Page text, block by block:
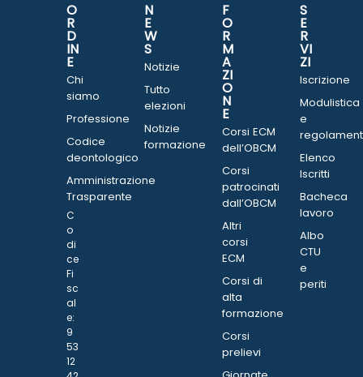
O
R
D
IN
E
Chi
siamo
Professione
Codice
deontologico
Amministrazione
Trasparente
C
o
di
ce
Fi
sc
al
e:
9
53
12
N
E
W
S
Notizie
Tutto
elezioni
Notizie
formazione
F
O
R
M
A
ZI
O
N
E
Corsi ECM
dell’OBCM
Corsi
patrocinati
dall’OBCM
Altri
corsi
ECM
Corsi di
alta
formazione
Corsi
prelievi
S
E
R
VI
ZI
Iscrizione
Modulistica
e
Elenco
Iscritti
Bacheca
lavoro
Albo
CTU
e
periti